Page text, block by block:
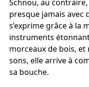
Schnou, au
presque jamais avec
s’exprime grâce à la
instruments
morceaux de bois, et
sons, elle arrive à
sa bouche.